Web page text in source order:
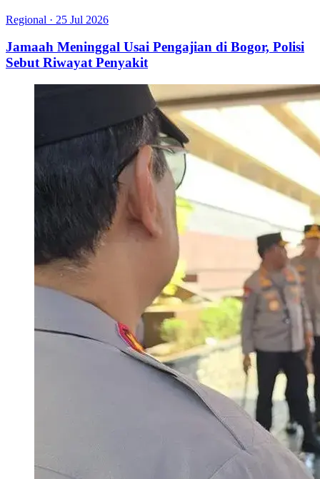
Regional · 25 Jul 2026
Jamaah Meninggal Usai Pengajian di Bogor, Polisi
Sebut Riwayat Penyakit